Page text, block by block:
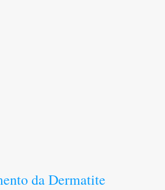
da Dermatite